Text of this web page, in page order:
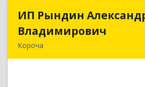
ИП Рындин
Владимирович
Короча
ИП Рындин